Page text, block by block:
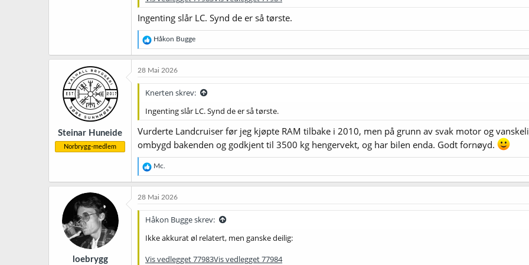
Ingenting slår LC. Synd de er så tørste.
R
e
a
k
j
o
e
:
Håkon Bugge
Steinar Huneide
Norbrygg-medlem
28 Mai 2026
Knerten skrev:
Ingenting slår LC. Synd de er så tørste.
Vurderte Landcruiser før jeg kjøpte RAM tilbake i 2010, men på grunn av svak motor og
ombygd bakenden og godkjent til 3500 kg hengervekt, og har bilen enda. Godt fornøyd.
R
e
a
k
j
o
e
:
Mc.
loebrygg
28 Mai 2026
Håkon Bugge skrev:
Ikke akkurat øl relatert, men ganske deilig:
Vis vedlegget 77983Vis vedlegget 77984